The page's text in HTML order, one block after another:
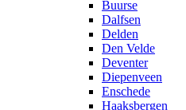
Buurse
Dalfsen
Delden
Den Velde
Deventer
Diepenveen
Enschede
Haaksbergen